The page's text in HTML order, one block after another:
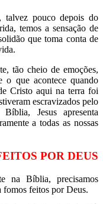
talvez pouco depois do
temos a sensação de
que toma conta de
tão cheio de emoções,
o que acontece quando
Cristo aqui na terra foi
escravizados pelo
Jesus apresenta
a todas as nossas
POR DEUS
na Bíblia, precisamos
fomos feitos por Deus.